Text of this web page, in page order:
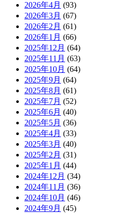
2026年4月 (93)
2026年3月 (67)
2026年2月 (61)
2026年1月 (66)
2025年12月 (64)
2025年11月 (63)
2025年10月 (64)
2025年9月 (64)
2025年8月 (61)
2025年7月 (52)
2025年6月 (40)
2025年5月 (36)
2025年4月 (33)
2025年3月 (40)
2025年2月 (31)
2025年1月 (44)
2024年12月 (34)
2024年11月 (36)
2024年10月 (46)
2024年9月 (45)